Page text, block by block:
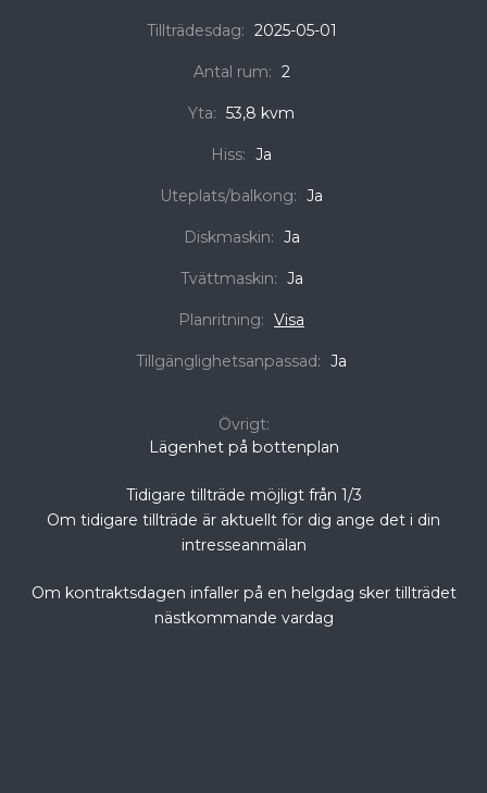
Tillträdesdag: 2025-05-01
Antal rum: 2
Yta: 53,8 kvm
Hiss: Ja
Uteplats/balkong: Ja
Diskmaskin: Ja
Tvättmaskin: Ja
Planritning: Visa
Tillgänglighetsanpassad: Ja
Övrigt:
Lägenhet på bottenplan
Tidigare tillträde möjligt från 1/3
Om tidigare tillträde är aktuellt för dig ange det i din
intresseanmälan
Om kontraktsdagen infaller på en helgdag sker tillträdet
nästkommande vardag